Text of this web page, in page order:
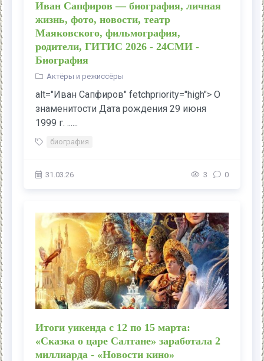
Иван Сапфиров — биография, личная
жизнь, фото, новости, театр
Маяковского, фильмография,
родители, ГИТИС 2026 - 24СМИ -
Биография
Актёры и режиссёры
alt="Иван Сапфиров" fetchpriority="high"> О
знаменитости Дата рождения 29 июня
1999 г. ......
биография
31.03.26 3 0
Итоги уикенда с 12 по 15 марта:
«Сказка о царе Салтане» заработала 2
миллиарда - «Новости кино»